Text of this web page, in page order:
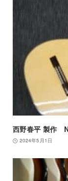
西野春平 製作
2024年5月1日